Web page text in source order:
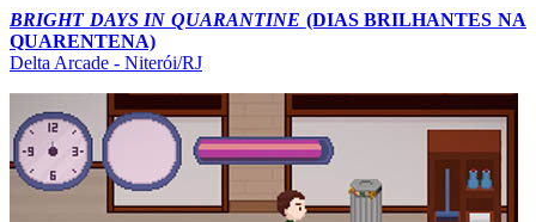
BRIGHT DAYS IN QUARANTINE (DIAS BRILHANTES NA
QUARENTENA)
Delta Arcade - Niterói/RJ